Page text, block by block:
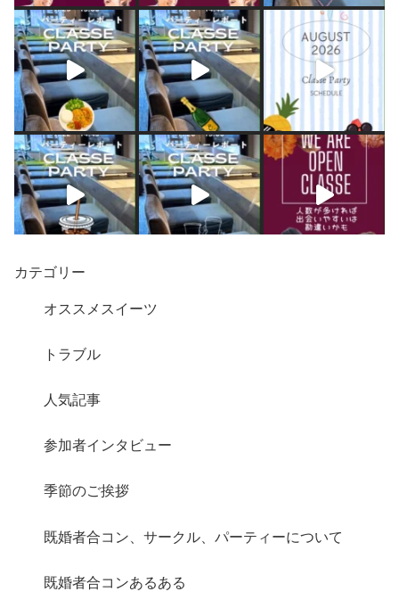
さらに読み込む
カテゴリー
オススメスイーツ
トラブル
人気記事
参加者インタビュー
季節のご挨拶
既婚者合コン、サークル、パーティーについて
既婚者合コンあるある